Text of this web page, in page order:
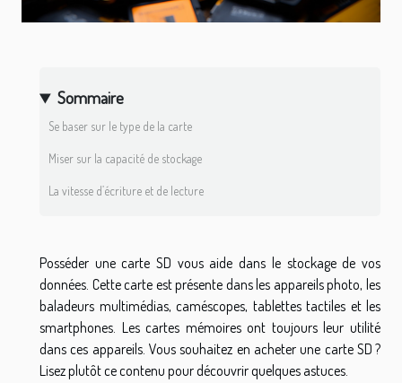
Sommaire
Se baser sur le type de la carte
Miser sur la capacité de stockage
La vitesse d’écriture et de lecture
Posséder une carte SD vous aide dans le stockage de vos
données. Cette carte est présente dans les appareils photo, les
baladeurs multimédias, caméscopes, tablettes tactiles et les
smartphones. Les cartes mémoires ont toujours leur utilité
dans ces appareils. Vous souhaitez en acheter une carte SD ?
Lisez plutôt ce contenu pour découvrir quelques astuces.